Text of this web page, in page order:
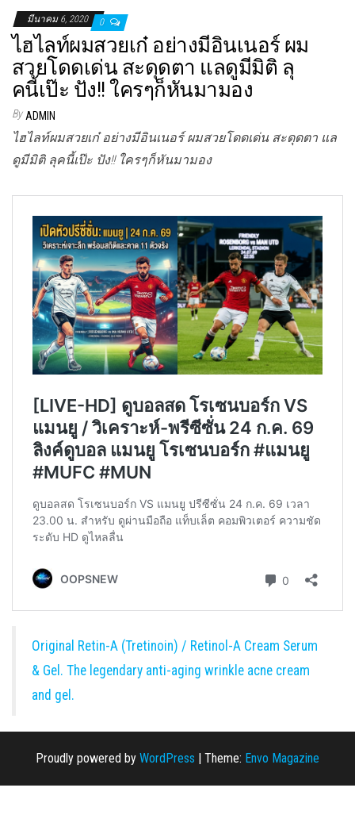
มีนาคม 6, 2020 0
ไฮไลท์ผมสวยเก๋ อย่างมีอินเนอร์ ผม
สวยโดดเด่น สะดุดตา แลดูมีมิติ ลุ
คนี้เป๊ะ ปัง!! ใครๆก็หันมามอง
By ADMIN
ไฮไลท์ผมสวยเก๋ อย่างมีอินเนอร์ ผมสวยโดดเด่น สะดุดตา แล
ดูมีมิติ ลุคนี้เป๊ะ ปัง!! ใครๆก็หันมามอง
Original Retin-A (Tretinoin) / Retinol-A Cream Serum
& Gel. The legendary anti-aging wrinkle acne cream
and gel.
Proudly powered by WordPress Theme: Envo Magazine